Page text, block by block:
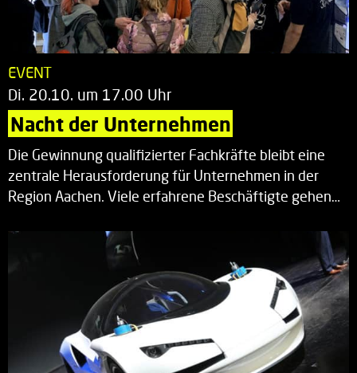
EVENT
Di. 20.10. um 17.00 Uhr
Nacht der Unternehmen
Die Gewinnung qualifizierter Fachkräfte bleibt eine
zentrale Herausforderung für Unternehmen in der
Region Aachen. Viele erfahrene Beschäftigte gehen…